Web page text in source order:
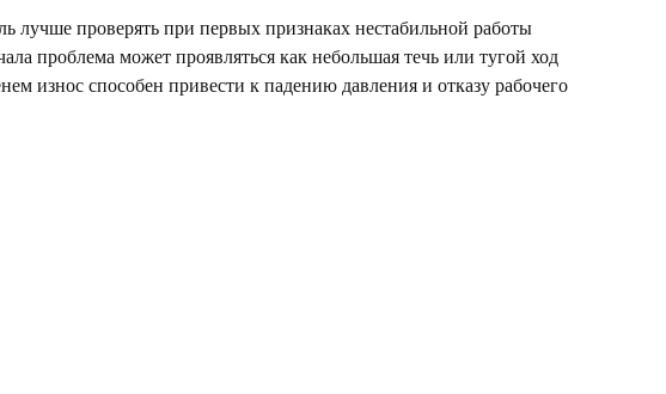
лучше проверять при первых признаках нестабильной работы
проблема может проявляться как небольшая течь или тугой ход
износ способен привести к падению давления и отказу рабочего